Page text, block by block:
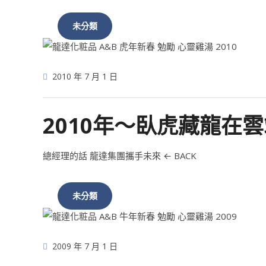
未分類
2010 年 7 月 1 日
2010年～臥虎藏龍在
總經理的話 龍達集團攜手未來 ← BACK
未分類
2009 年 7 月 1 日